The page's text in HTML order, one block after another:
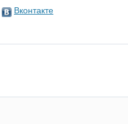
Вконтакте